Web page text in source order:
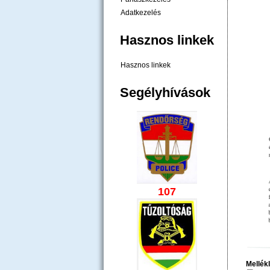
Adatkezelés
Hasznos linkek
Hasznos linkek
Segélyhívások
107